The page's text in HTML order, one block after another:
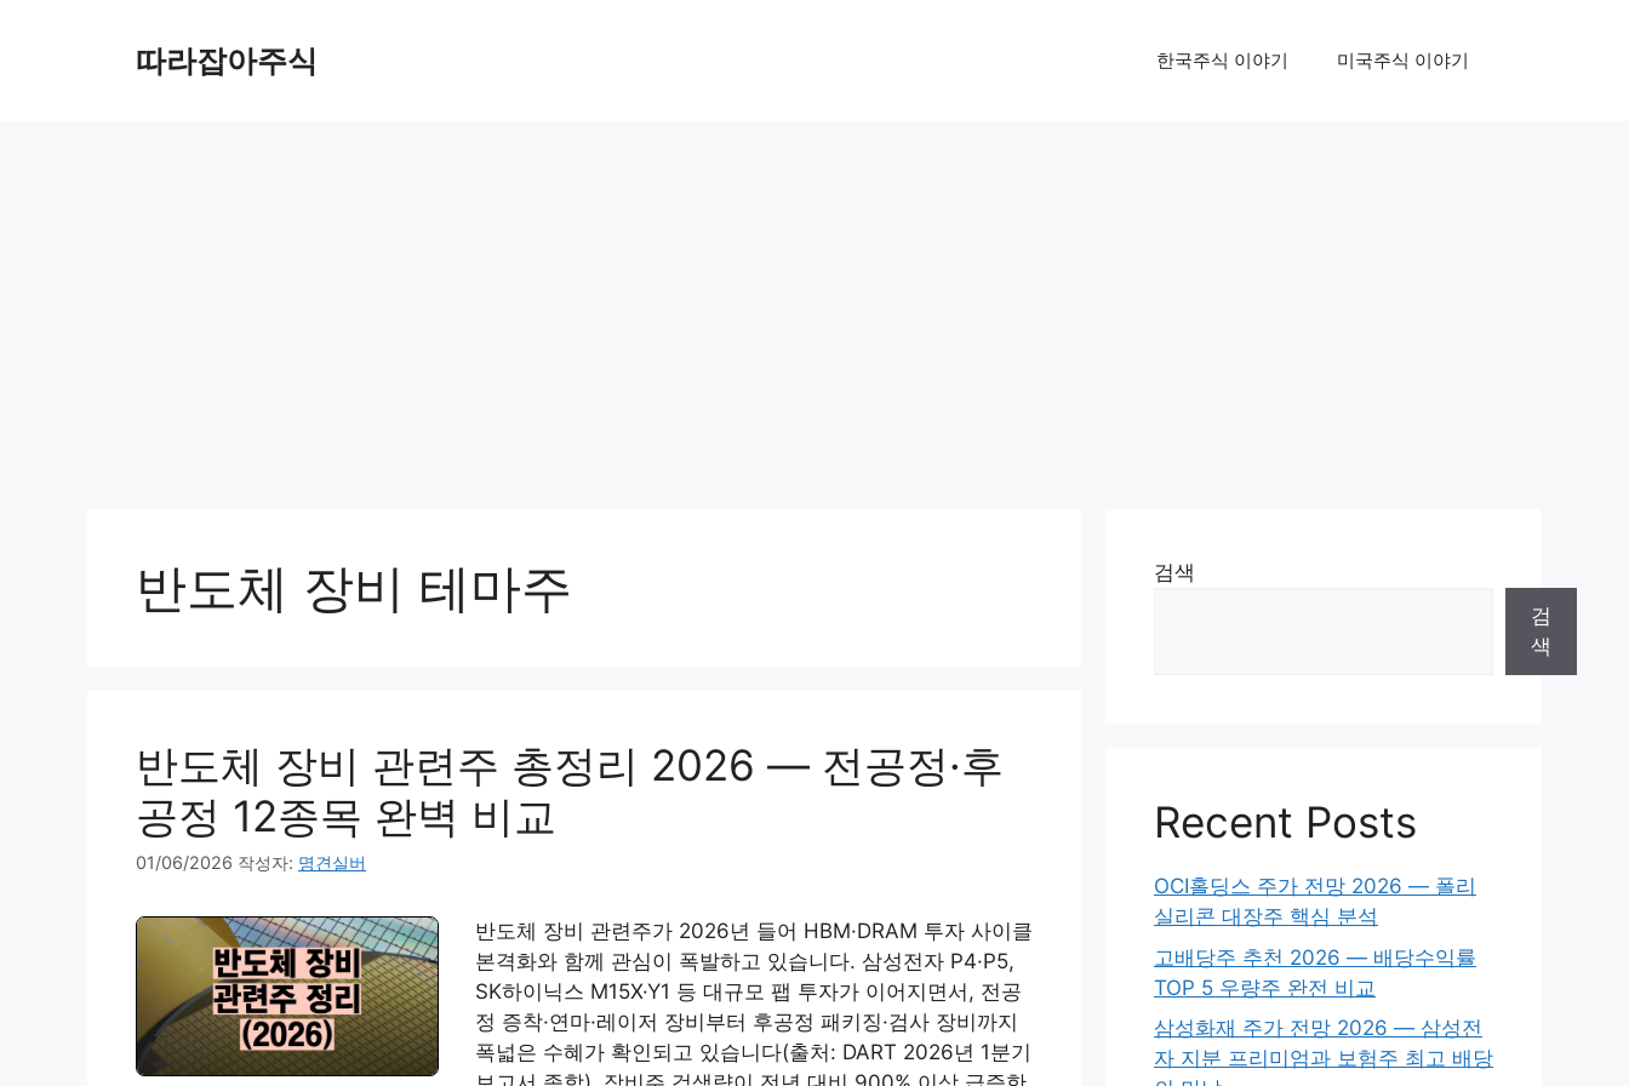
따라잡아주식 한국주식 이야기 미국주식 이야기
반도체 장비 테마주
반도체 장비 관련주 총정리 2026 — 전공정·후
공정 12종목 완벽 비교
01/06/2026 작성자: 명견실버
반도체 장비 관련주가 2026년 들어 HBM·DRAM 투자 사이클
본격화와 함께 관심이 폭발하고 있습니다. 삼성전자 P4·P5,
SK하이닉스 M15X·Y1 등 대규모 팹 투자가 이어지면서, 전공
정 증착·연마·레이저 장비부터 후공정 패키징·검사 장비까지
폭넓은 수혜가 확인되고 있습니다(출처: DART 2026년 1분기
검색
검
색
Recent Posts
OCI홀딩스 주가 전망 2026 — 폴리
실리콘 대장주 핵심 분석
고배당주 추천 2026 — 배당수익률
TOP 5 우량주 완전 비교
삼성화재 주가 전망 2026 — 삼성전
자 지분 프리미엄과 보험주 최고 배당